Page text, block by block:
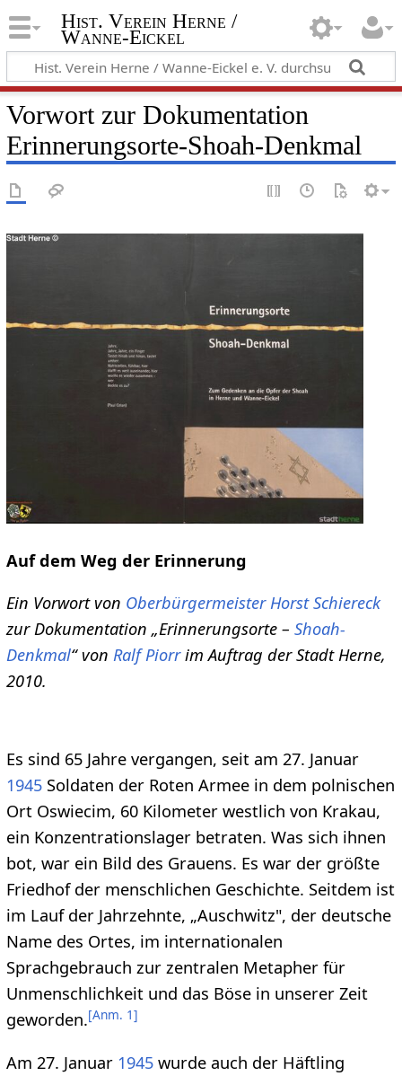
Hist. Verein Herne /
Wanne-Eickel
Vorwort zur Dokumentation
Erinnerungsorte-Shoah-Denkmal
Auf dem Weg der Erinnerung
Ein Vorwort von Oberbürgermeister Horst Schiereck
zur Dokumentation „Erinnerungsorte – Shoah-
Denkmal“ von Ralf Piorrim Auftrag der Stadt Herne,
2010.
Es sind 65 Jahre vergangen, seit am 27. Januar
1945Soldaten der Roten Armee in dem polnischen
Ort Oswiecim, 60 Kilometer westlich von Krakau,
ein Konzentrationslager betraten. Was sich ihnen
bot, war ein Bild des Grauens. Es war der größte
Friedhof der menschlichen Geschichte. Seitdem ist
im Lauf der Jahrzehnte, „Auschwitz", der deutsche
Name des Ortes, im internationalen
Sprachgebrauch zur zentralen Metapher für
Unmenschlichkeit und das Böse in unserer Zeit
geworden.[Anm. 1]
Am 27. Januar 1945wurde auch der Häftling